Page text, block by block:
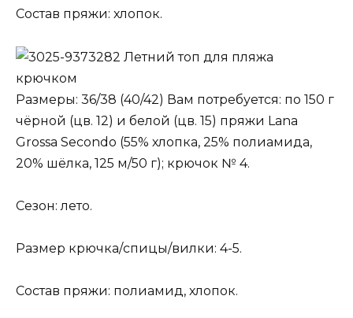
Состав пряжи: хлопок.
Летний топ для пляжа
крючком
Размеры: 36/38 (40/42) Вам потребуется: по 150 г
чёрной (цв. 12) и белой (цв. 15) пряжи Lana
Grossa Secondo (55% хлопка, 25% полиамида,
20% шёлка, 125 м/50 г); крючок № 4.
Сезон: лето.
Размер крючка/спицы/вилки: 4-5.
Состав пряжи: полиамид, хлопок.